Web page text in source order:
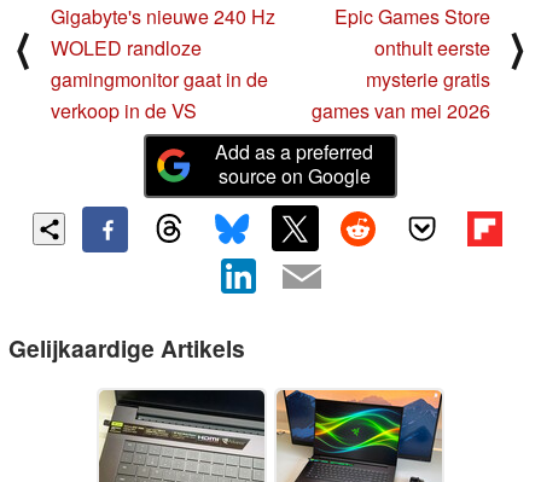
⟨
Gigabyte's nieuwe 240 Hz
WOLED randloze
gamingmonitor gaat in de
verkoop in de VS
Epic Games Store
onthult eerste
mysterie gratis
games van mei 2026
⟩
Add as a preferred
source on Google
Gelijkaardige Artikels